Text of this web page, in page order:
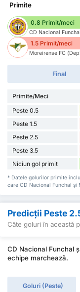
Primite
0.8 Primit/meci
CD Nacional
1.5 Primit/meci
Moreirense FC
Final
Primite/Meci
Peste 0.5
Peste 1.5
Peste 2.5
Peste 3.5
Niciun gol primit
* Datele golurilor primite
care CD Nacional Funchal și
Predicții Peste
Câte goluri în această
CD Nacional Funchal
echipe marchează.
Goluri (Peste)